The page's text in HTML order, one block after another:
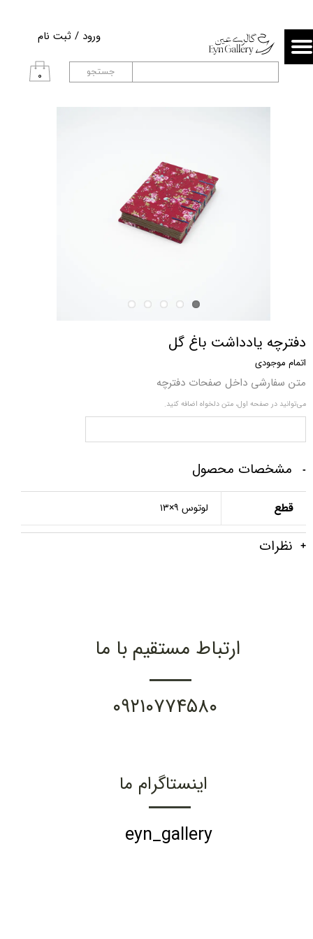
۰
ورود / ثبت نام
حساب کاربری من
تغییر گذر واژه
جستجو
دفترچه یادداشت باغ گل
اتمام موجودی
متن سفارشی داخل صفحات دفترچه
می‌توانید در صفحه اول، متن دلخواه اضافه کنید.
مشخصات محصول
قطع لوتوس ۹×۱۳
نظرات
ارتباط مستقیم با ما
۰۹۲۱۰۷۷۴۵۸۰
اینستاگرام ما
eyn_gallery